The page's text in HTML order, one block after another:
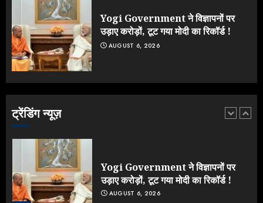
Yogi Government ने विज्ञापनों पर
उड़ाए करोड़ों, टूट गया मोदी का रिकॉर्ड !
AUGUST 6, 2026
ट्रेंडिंग न्यूज़
5
JULY 23, 2026
1
लड़ाई, यूपी चुनाव में भाजपा उठाएगी भारी
नुकसान
Yogi Government ने विज्ञापनों पर
उड़ाए करोड़ों, टूट गया मोदी का रिकॉर्ड !
AUGUST 6, 2026